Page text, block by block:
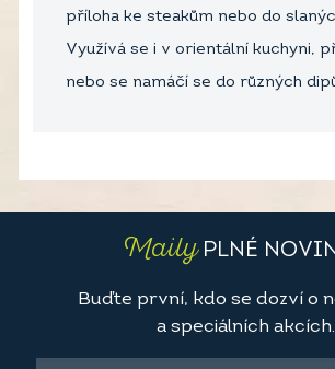
příloha ke steakům nebo do
Využívá se i v orientální kuchyni,
nebo se namáčí se do různých
MailyPLNÉ
Buďte první, kdo se dozví o
a speciálních akcích.